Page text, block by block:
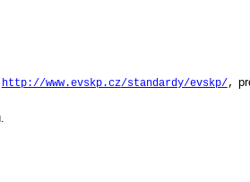
http://www.evskp.cz/standardy/evskp/,